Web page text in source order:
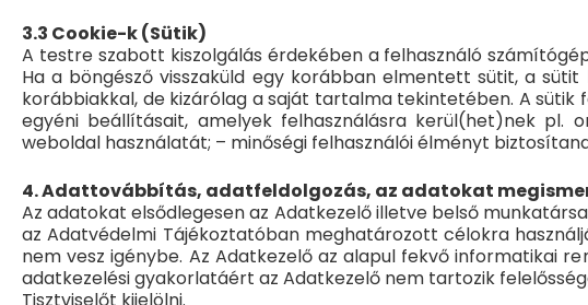
3.3 Cookie-k (Sütik)
A testre szabott kiszolgálás érdekében a felhasználó
Ha a böngésző visszaküld egy korábban elmentett sütit, a
korábbiakkal, de kizárólag a saját tartalma tekintetében. A
egyéni beállításait, amelyek felhasználásra kerül(het)nek
weboldal használatát; – minőségi felhasználói élményt
4. Adattovábbítás, adatfeldolgozás, az adatokat
Az adatokat elsődlegesen az Adatkezelő illetve belső
az Adatvédelmi Tájékoztatóban meghatározott célokra
nem vesz igénybe. Az Adatkezelő az alapul fekvő informatikai
adatkezelési gyakorlatáért az Adatkezelő nem tartozik